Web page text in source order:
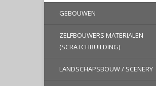
GEBOUWEN
ZELFBOUWERS MATERIALEN
(SCRATCHBUILDING)
LANDSCHAPSBOUW / SCENERY